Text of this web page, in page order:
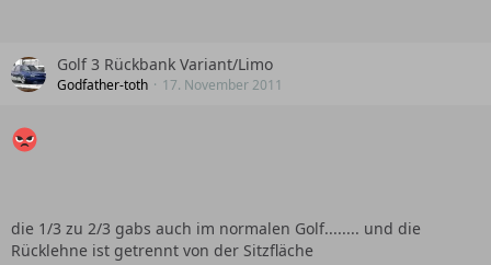
Golf 3 Rückbank Variant/Limo
Godfather-toth 17. November 2011
die 1/3 zu 2/3 gabs auch im normalen Golf........ und die
Rücklehne ist getrennt von der Sitzfläche